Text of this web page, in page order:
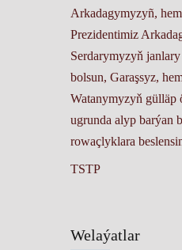
Welaýatlar
Arkadagymyzyñ,
Prezidentimiz
Serdarymyzyň
bolsun, Garaşsyz,
Watanymyzyň gülläp
ugrunda alyp barýan
rowaçlyklara
TSTP